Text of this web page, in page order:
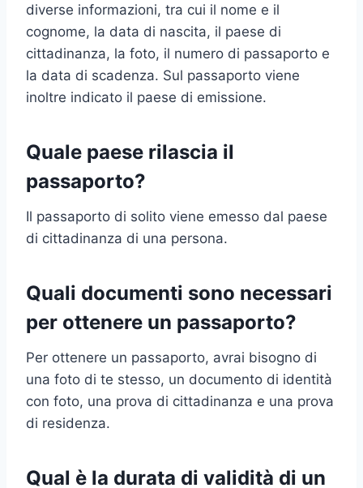
diverse informazioni, tra cui il nome e il
cognome, la data di nascita, il paese di
cittadinanza, la foto, il numero di passaporto e
la data di scadenza. Sul passaporto viene
inoltre indicato il paese di emissione.
Quale paese rilascia il
passaporto?
Il passaporto di solito viene emesso dal paese
di cittadinanza di una persona.
Quali documenti sono necessari
per ottenere un passaporto?
Per ottenere un passaporto, avrai bisogno di
una foto di te stesso, un documento di identità
con foto, una prova di cittadinanza e una prova
di residenza.
Qual è la durata di validità di un